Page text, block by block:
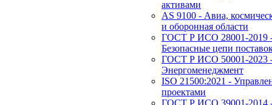
активами
AS 9100 - Авиа,
и оборонная области
ГОСТ Р ИСО 28001-2019
Безопасные цепи
ГОСТ Р ИСО 50001-2023
Энергоменеджмент
ISO 21500:2021 -
проектами
ГОСТ Р ИСО 39001-2014